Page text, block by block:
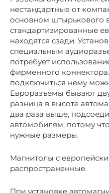
нестандартные от
основном штырькового
стандартизированные
находятся сзади.
специальным
потребует
фирменного
подключиться нему
Евроразъемы бывают
разница в высоте
два раза выше,
автомобилям, потому
нужные размеры.
Магнитолы с
распространенные.
При установке